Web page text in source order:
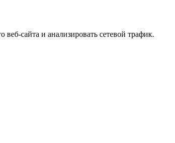
сайта и анализировать сетевой трафик.